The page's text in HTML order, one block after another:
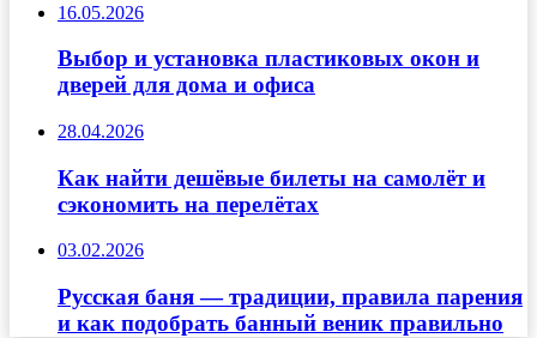
16.05.2026
Выбор и установка пластиковых окон и
дверей для дома и офиса
28.04.2026
Как найти дешёвые билеты на самолёт и
сэкономить на перелётах
03.02.2026
Русская баня — традиции, правила парения
и как подобрать банный веник правильно